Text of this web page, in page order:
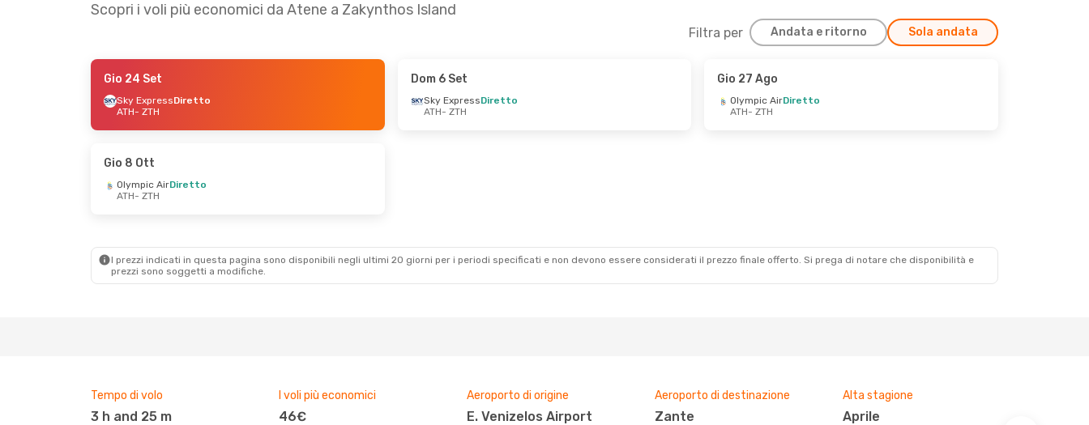
Scopri i voli più economici da Atene a Zakynthos Island
Filtra per Andata e ritorno Sola andata
- Dom 30 Ago
Diretto
- Gio 17 Set
ZTH
- ATH
Gio 24 Set
Sky ExpressDiretto
ATH- ZTH
Dom 6 Set
Sky ExpressDiretto
ATH- ZTH
Gio 27 Ago
Olympic AirDiretto
ATH- ZTH
Gio 8 Ott
Olympic AirDiretto
ATH- ZTH
I prezzi indicati in questa pagina sono disponibili negli ultimi 20 giorni per i periodi specificati e non devono essere considerati il ​​prezzo finale offerto. Si prega di notare che disponibilità e
prezzi sono soggetti a modifiche.
Tempo di volo
3 h and 25 m
I voli più economici
46€
Aeroporto di origine
E. Venizelos Airport
Aeroporto di destinazione
Zante
Alta stagione
aprile